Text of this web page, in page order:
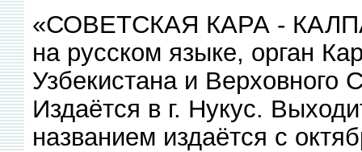
«СОВЕТСКАЯ КАРА -
на русском языке, орган
Узбекистана и Верховного
Издаётся в г. Нукус.
названием издаётся с